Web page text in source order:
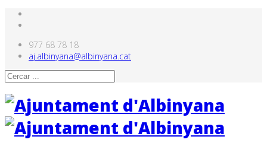
977 68 78 18
aj.albinyana@albinyana.cat